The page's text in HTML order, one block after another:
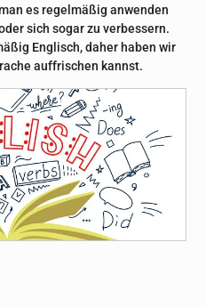
es regelmäßig anwenden
sich sogar zu verbessern.
Englisch, daher haben wir
auffrischen kannst.